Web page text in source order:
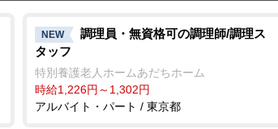
NEW
調理員・無資格可の調理師/調理ス
タッフ
特別養護老人ホームあだちホーム
時給1,226円～1,302円
アルバイト・パート / 東京都